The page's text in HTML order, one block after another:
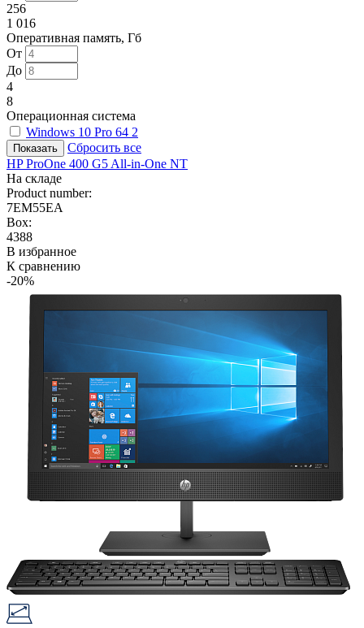
256
1 016
Оперативная память, Гб
От
До
4
8
Операционная система
Windows 10 Pro 64 2
Сбросить все
HP ProOne 400 G5 All-in-One NT
На складе
Product number:
7EM55EA
Box:
4388
В избранное
К сравнению
-20%